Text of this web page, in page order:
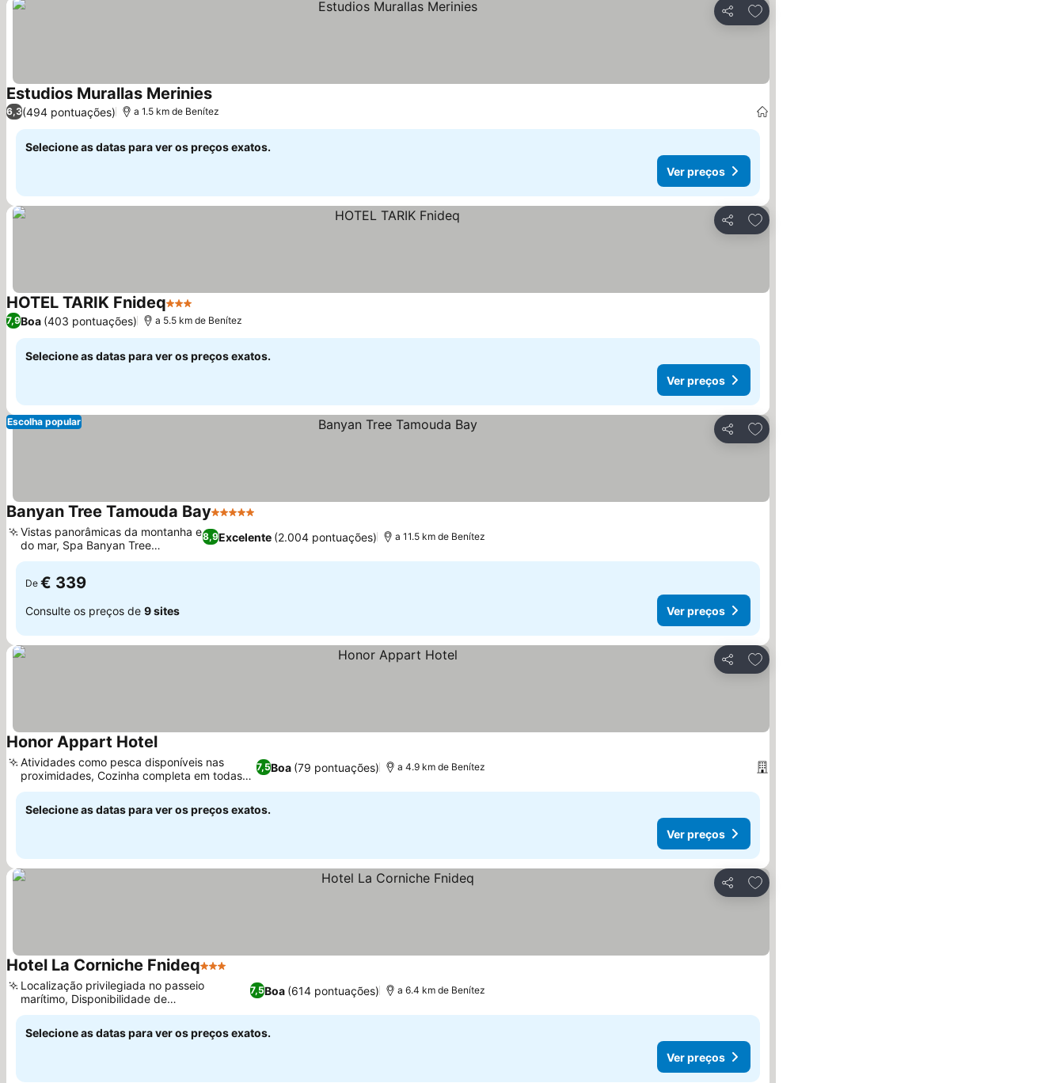
Partilhar
Adicionar aos favoritos
Estudios Murallas MeriniesVer preços
6,3(494 pontuações) a 1.5 km de Benítez
Selecione as datas para ver os preços exatos.
Ver preços
Partilhar
Adicionar aos favoritos
HOTEL TARIK Fnideq3 Estrelas
7,9Boa (403 pontuações) a 5.5 km de Benítez
Selecione as datas para ver os preços exatos.
Ver preços
Partilhar
Adicionar aos favoritos
Escolha popular
Banyan Tree Tamouda Bay5 Estrelas
8,9Excelente (2.004 pontuações)
Vistas panorâmicas da montanha e
do mar, Spa Banyan Tree
premiado
a 11.5 km de Benítez
De € 339
Consulte os preços de 9 sites Ver preços
Partilhar
Adicionar aos favoritos
Honor Appart HotelVer preços
7,5Boa (79 pontuações)
Atividades como pesca disponíveis nas
proximidades, Cozinha completa em todas
as unidades
a 4.9 km de Benítez
Selecione as datas para ver os preços exatos.
Ver preços
Partilhar
Adicionar aos favoritos
Hotel La Corniche Fnideq3 Estrelas
7,5Boa (614 pontuações)
Localização privilegiada no passeio
marítimo, Disponibilidade de
estacionamento privado
a 6.4 km de Benítez
Selecione as datas para ver os preços exatos.
Ver preços